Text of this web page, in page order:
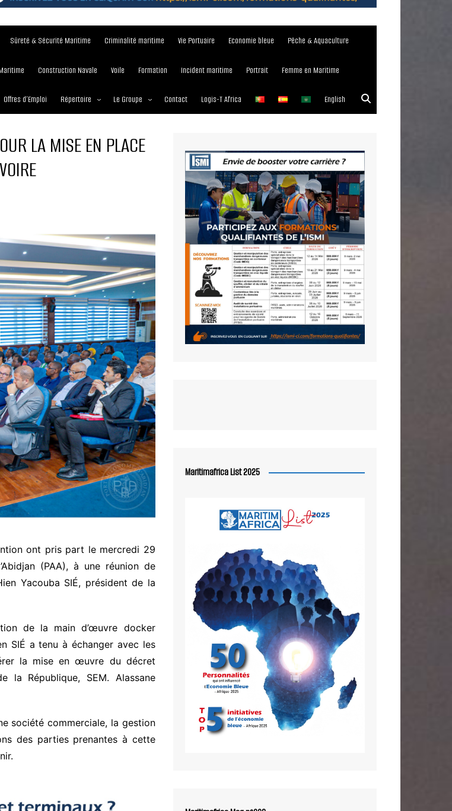
Sûreté & Sécurité Maritime Criminalité maritime Vie Portuaire Economie bleue Pêche & Aquaculture
Construction Navale Voile Formation Incident maritime Portrait Femme en Maritime
Offres d’Emploi Répertoire
Écoles maritimes
Le Groupe
Nos Services
Media Partner 2019 – 2023
Contact Logis-T Africa English
LA MISE EN PLACE
ont pris part le mercredi 29
(PAA), à une réunion de
Yacouba SIÉ, président de la
de la main d’œuvre docker
SIÉ a tenu à échanger avec les
la mise en œuvre du décret
la République, SEM. Alassane
société commerciale, la gestion
des parties prenantes à cette
Maritimafrica List 2025